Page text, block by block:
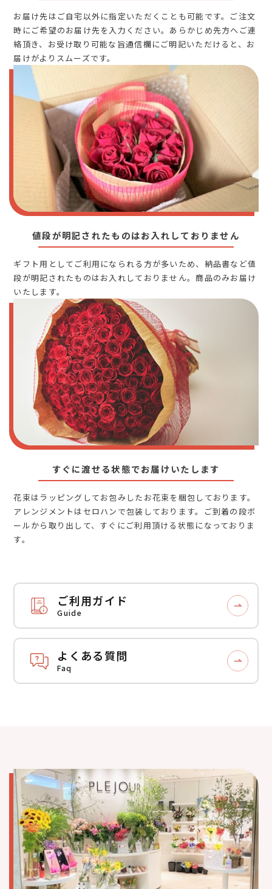
お届け先はご自宅以外に指定いただくことも可能です。ご注文
時にご希望のお届け先を入力ください。あらかじめ先方へご連
絡頂き、お受け取り可能な旨通信欄にご明記いただけると、お
届けがよりスムーズです。
値段が明記されたものはお入れしておりません
ギフト用としてご利用になられる方が多いため、納品書など値
段が明記されたものはお入れしておりません。商品のみお届け
いたします。
すぐに渡せる状態でお届けいたします
花束はラッピングしてお包みしたお花束を梱包しております。
アレンジメントはセロハンで包装しております。ご到着の段ボ
ールから取り出して、すぐにご利用頂ける状態になっておりま
す。
ご利用ガイド
Guide
よくある質問
Faq